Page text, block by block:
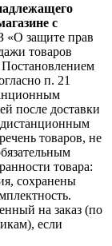
с
«О защите прав
товаров
п. 21
после доставки
дистанционным
товаров, не
товара:
сохранены
на заказ (по
если